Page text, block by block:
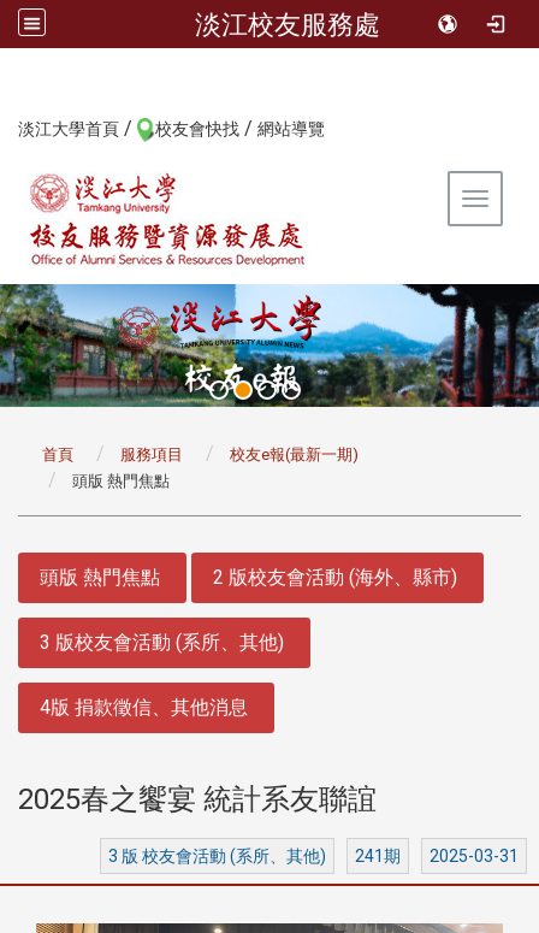
淡江校友服務處
淡江大學首頁 / 校友會快找 / 網站導覽
Toggle
首頁 服務項目
校友e報(最新一期)
頭版 熱門焦點
頭版 熱門焦點 2 版校友會活動 (海外、縣市)
3 版校友會活動 (系所、其他)
4版 捐款徵信、其他消息
2025春之饗宴 統計系友聯誼
3 版 校友會活動 (系所、其他) 241期 2025-03-31